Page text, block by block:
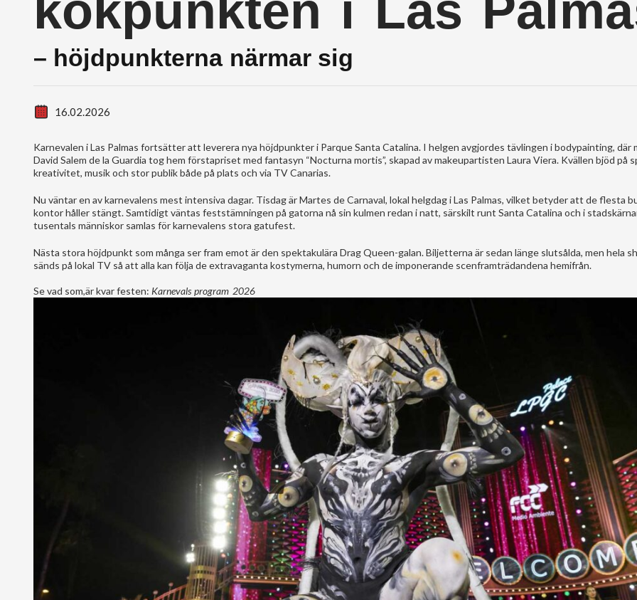
– höjdpunkterna närmar sig
16.02.2026
Karnevalen i Las Palmas fortsätter att leverera nya höjdpunkter i Parque Santa Catalina. I helgen avgjordes tävlingen i bodypainting, där
David Salem de la Guardia tog hem förstapriset med fantasyn “Nocturna mortis”, skapad av makeupartisten Laura Viera. Kvällen bjöd på
kreativitet, musik och stor publik både på plats och via TV Canarias.
Nu väntar en av karnevalens mest intensiva dagar. Tisdag är Martes de Carnaval, lokal helgdag i Las Palmas, vilket betyder att de flesta
kontor håller stängt. Samtidigt väntas feststämningen på gatorna nå sin kulmen redan i natt, särskilt runt Santa Catalina och i
tusentals människor samlas för karnevalens stora gatufest.
Nästa stora höjdpunkt som många ser fram emot är den spektakulära Drag Queen-galan. Biljetterna är sedan länge slutsålda, men hela
sänds på lokal TV så att alla kan följa de extravaganta kostymerna, humorn och de imponerande scenframträdandena hemifrån.
Se vad som,är kvar festen: Karnevals program 2026